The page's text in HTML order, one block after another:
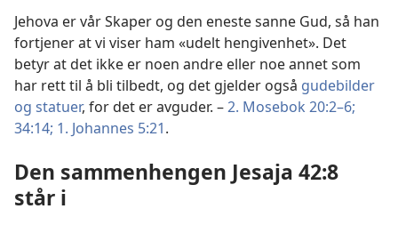
Jehova er vår Skaper og den eneste sanne Gud, så han
fortjener at vi viser ham «udelt hengivenhet». Det
betyr at det ikke er noen andre eller noe annet som
har rett til å bli tilbedt, og det gjelder også gudebilder
og statuer, for det er avguder. –2. Mosebok 20:2–6;
34:14; 1. Johannes 5:21.
Den sammenhengen Jesaja 42:8
står i